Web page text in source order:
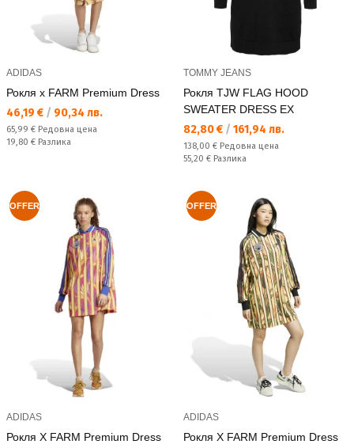
ADIDAS
Рокля x FARM Premium Dress
Текуща цена:
46,19 € / 90,34 лв.
Редовна цена:
65,99 € Редовна цена
Спестявате:
19,80 € Разлика
TOMMY JEANS
Рокля TJW FLAG HOOD
SWEATER DRESS EX
Текуща цена:
82,80 € / 161,94 лв.
Редовна цена:
138,00 € Редовна цена
Спестявате:
55,20 € Разлика
OFFER
ADIDAS
Рокля X FARM Premium Dress
OFFER
ADIDAS
Рокля X FARM Premium Dress